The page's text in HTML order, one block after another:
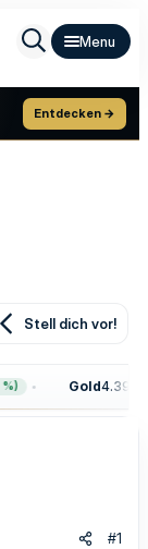
Entdecken →
Stell dich vor!
Gold
#1